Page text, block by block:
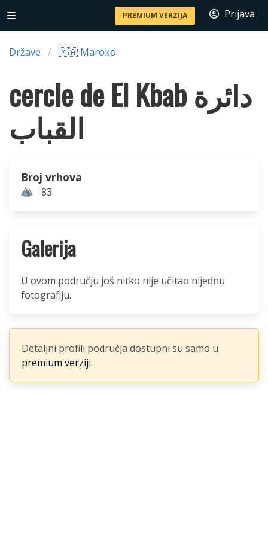
PREMIUM VERZIJA Prijava
Države 🇲🇦 Maroko
cercle de El Kbab دائرة
القباب
Broj vrhova
83
Galerija
U ovom području još nitko nije učitao nijednu
fotografiju.
Detaljni profili područja dostupni su samo u
premium verziji.